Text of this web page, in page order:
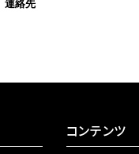
コンテンツ